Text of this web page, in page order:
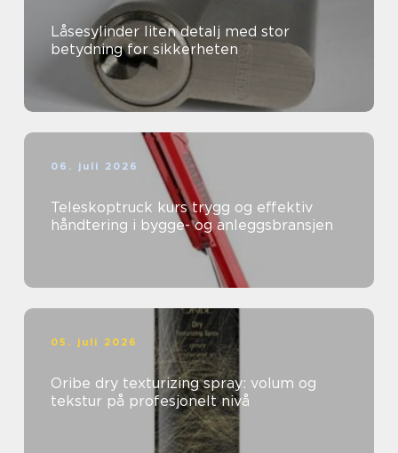
Låsesylinder liten detalj med stor
betydning for sikkerheten
06. juli 2026
Teleskoptruck kurs trygg og effektiv
håndtering i bygge- og anleggsbransjen
05. juli 2026
Oribe dry texturizing spray: volum og
tekstur på profesjonelt nivå